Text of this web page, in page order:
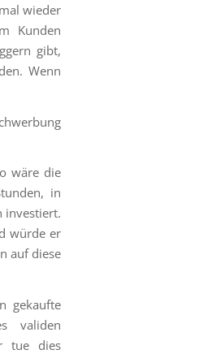
wieder
Kunden
gibt,
Wenn
wäre die
in
investiert.
würde er
auf diese
gekaufte
validen
tue dies